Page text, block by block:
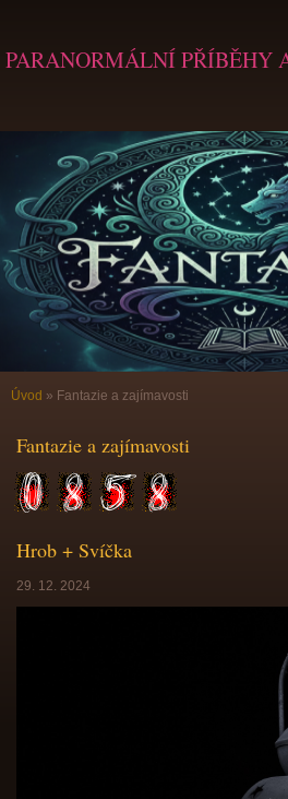
PARANORMÁLNÍ PŘÍBĚHY
Úvod » Fantazie a zajímavosti
Fantazie a zajímavosti
Hrob + Svíčka
29. 12. 2024